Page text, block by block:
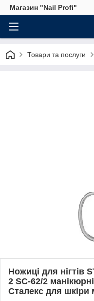
Магазин "Nail Profi"
Товари та послуги
Ножиці для нігтів
2 SC-62/2
Сталекс для шкіри